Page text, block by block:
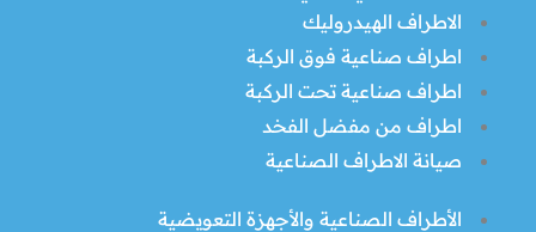
الاطراف الهيدروليك
اطراف صناعية فوق الركبة
اطراف صناعية تحت الركبة
اطراف من مفضل الفخد
صيانة الاطراف الصناعية
الأطراف الصناعية والأجهزة التعويضية